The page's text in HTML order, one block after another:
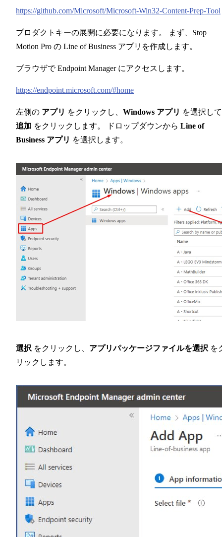
https://github.com/Microsoft/Microsoft-Win32-Content-Prep-Tool
プロダクトキーの展開に必要になります。 まず、Stop
Motion Pro の Line of Business アプリを作成します。
ブラウザで Endpoint Manager にアクセスします。
https://endpoint.microsoft.com/#home
左側の アプリ をクリックし、 Windows アプリ を選択して
追加 をクリックします。 ドロップダウンから Line of
Business アプリ を選択します。
選択 をクリックし、 アプリパッケージファイルを選択 を
リックします。